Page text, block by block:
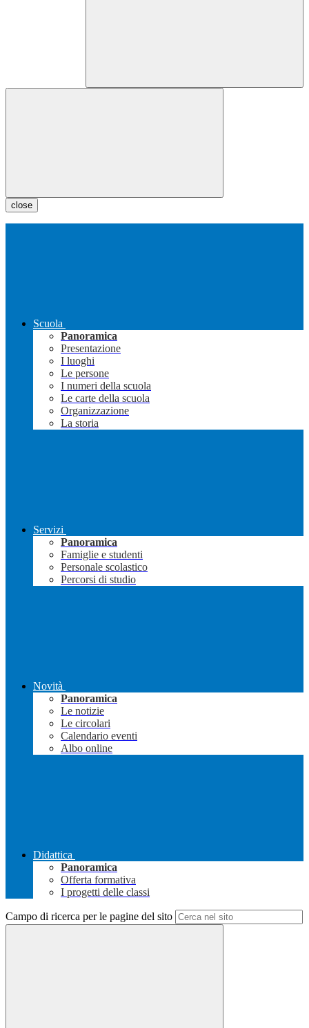
close
Scuola
Panoramica
Presentazione
I luoghi
Le persone
I numeri della scuola
Le carte della scuola
Organizzazione
La storia
Servizi
Panoramica
Famiglie e studenti
Personale scolastico
Percorsi di studio
Novità
Panoramica
Le notizie
Le circolari
Calendario eventi
Albo online
Didattica
Panoramica
Offerta formativa
I progetti delle classi
Campo di ricerca per le pagine del sito